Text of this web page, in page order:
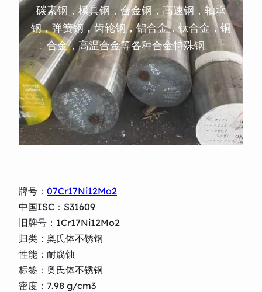
碳素钢，模具钢，合金钢，高速钢，轴承
钢，弹簧钢，齿轮钢，铝合金，钛合金，铜
合金，高温合金等各种合金特殊钢。
牌号： 07Cr17Ni12Mo2
中国ISC：S31609
旧牌号：1Cr17Ni12Mo2
归类：奥氏体不锈钢
性能：耐腐蚀
标签：奥氏体不锈钢
密度：7.98 g/cm3